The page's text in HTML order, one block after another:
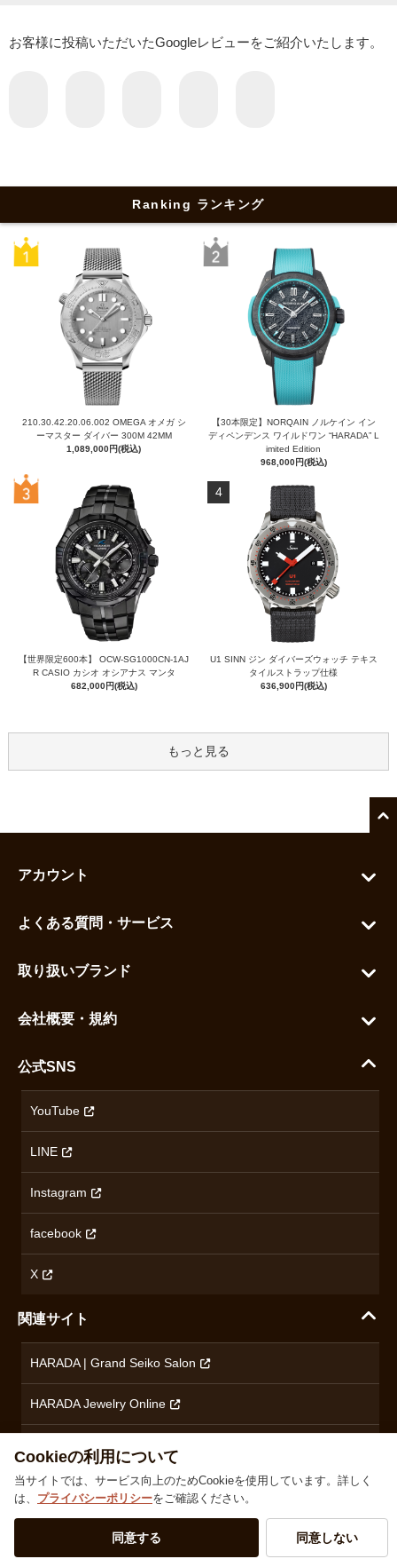
お客様に投稿いただいたGoogleレビューをご紹介いたします。
Ranking ランキング
210.30.42.20.06.002 OMEGA オメガ シ
ーマスター ダイバー 300M 42MM
1,089,000円(税込)
【30本限定】NORQAIN ノルケイン イン
ディペンデンス ワイルドワン “HARADA” L
imited Edition
968,000円(税込)
【世界限定600本】 OCW-SG1000CN-1AJ
R CASIO カシオ オシアナス マンタ
682,000円(税込)
4
U1 SINN ジン ダイバーズウォッチ テキス
タイルストラップ仕様
636,900円(税込)
もっと見る
アカウント
お気に入りを見る
よくある質問・サービス
ご利用ガイド
配送・送料について
ハラダの保証とアフターサービス
取り扱いブランド
セイコー
カシオ
オリエントスター
ロンジン
チューダー
ブランド一覧を見る
会社概要・規約
沿革
プライバシーポリシー
無断転載・商用利用について
コンテンツ制作ポリシーおよび生成AIの利用指針
公式SNS
YouTube
LINE
Instagram
facebook
X
関連サイト
HARADA | Grand Seiko Salon
HARADA Jewelry Online
Cookieの利用について
当サイトでは、サービス向上のためCookieを使用しています。詳しく
は、 プライバシーポリシーをご確認ください。
同意する 同意しない